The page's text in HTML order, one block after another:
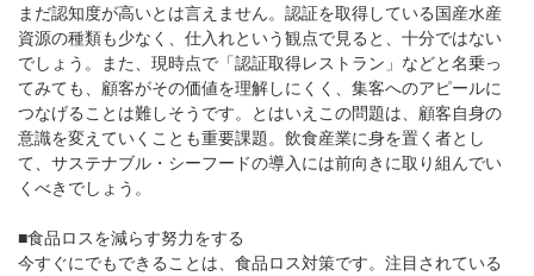
まだ認知度が高いとは言えません。認証を取得している国産水産
資源の種類も少なく、仕入れという観点で見ると、十分ではない
でしょう。また、現時点で「認証取得レストラン」などと名乗っ
てみても、顧客がその価値を理解しにくく、集客へのアピールに
つなげることは難しそうです。とはいえこの問題は、顧客自身の
意識を変えていくことも重要課題。飲食産業に身を置く者とし
て、サステナブル・シーフードの導入には前向きに取り組んでい
くべきでしょう。
■食品ロスを減らす努力をする
今すぐにでもできることは、食品ロス対策です。注目されている